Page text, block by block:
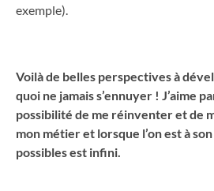
exemple).
Voilà de belles perspectives à
quoi ne jamais s’ennuyer ! J’aime
possibilité de me réinventer et de
mon métier et lorsque l’on est à
possibles est infini.